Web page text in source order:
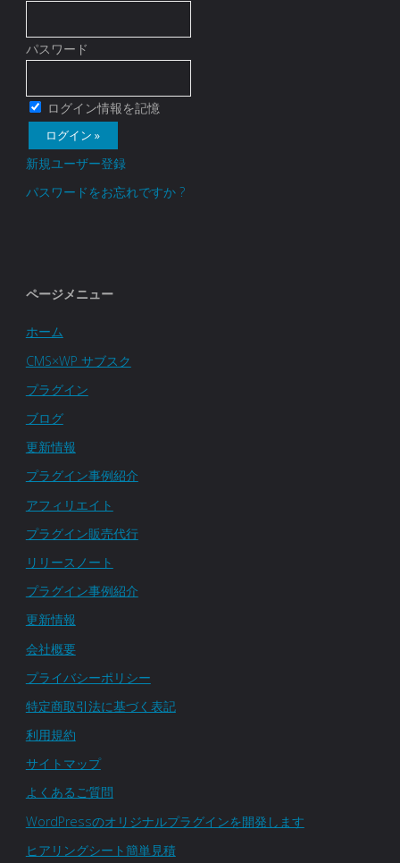
価
格
送
付
パスワード
ログイン情報を記憶
新規ユーザー登録
パスワードをお忘れですか ?
ページメニュー
ホーム
CMS×WP サブスク
プラグイン
ブログ
更新情報
プラグイン事例紹介
アフィリエイト
プラグイン販売代行
リリースノート
プラグイン事例紹介
更新情報
会社概要
プライバシーポリシー
特定商取引法に基づく表記
利用規約
サイトマップ
よくあるご質問
WordPressのオリジナルプラグインを開発します
ヒアリングシート簡単見積